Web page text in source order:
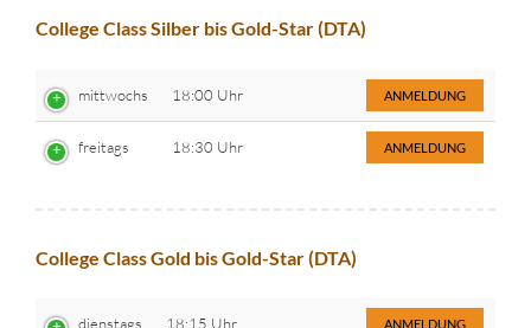
College Class Silber bis Gold-Star (DTA)
mittwochs 18:00 Uhr ANMELDUNG
freitags 18:30 Uhr ANMELDUNG
College Class Gold bis Gold-Star (DTA)
dienstags 18:15 Uhr ANMELDUNG